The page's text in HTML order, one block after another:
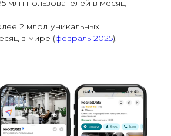
млн пользователей в месяц
2 млрд уникальных
в мире (февраль 2025).